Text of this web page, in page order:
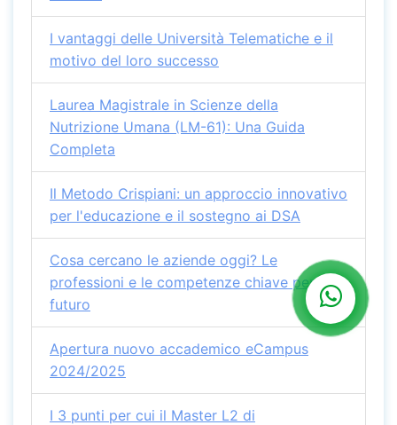
I vantaggi delle Università Telematiche e il
motivo del loro successo
Laurea Magistrale in Scienze della
Nutrizione Umana (LM-61): Una Guida
Completa
Il Metodo Crispiani: un approccio innovativo
per l'educazione e il sostegno ai DSA
Cosa cercano le aziende oggi? Le
professioni e le competenze chiave per il
futuro
Apertura nuovo accademico eCampus
2024/2025
I 3 punti per cui il Master L2 di